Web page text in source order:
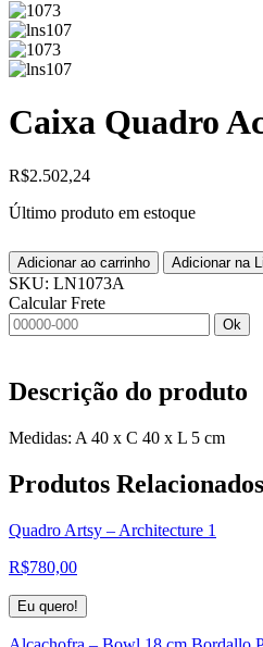
Caixa Quadro
R$2.502,24
Último produto em estoque
Adicionar ao carrinho Adicionar na
SKU: LN1073A
Calcular Frete
Ok
Descrição do produto
Medidas: A 40 x C 40 x L 5 cm
Produtos Relacionados
Quadro Artsy – Architecture 1
R$780,00
Eu quero!